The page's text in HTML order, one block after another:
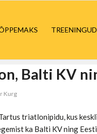
Balti KV
Kurg
triatlonipidu, kus
ka Balti KV ning